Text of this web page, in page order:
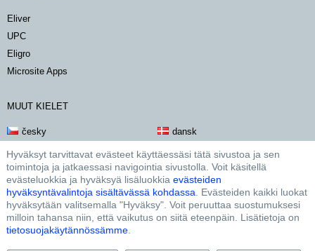
Eliver
UPC
Eligro
Microsite Apps
MUUT KIELET
česky
dansk
deutsch
english
español
français
magyar
italiano
nederlands
norsk
polski
português
svensk
Hyväksyt tarvittavat evästeet käyttäessäsi tätä sivustoa ja sen
toimintoja ja jatkaessasi navigointia sivustolla. Voit käsitellä
evästeluokkia ja hyväksyä lisäluokkiaevästeiden
hyväksyntävalintoja sisältävässä kohdassa . Evästeiden kaikki luokat
hyväksytään valitsemalla "Hyväksy". Voit peruuttaa suostumuksesi
milloin tahansa niin, että vaikutus on siitä eteenpäin. Lisätietoja on
tietosuojakäytännössämme